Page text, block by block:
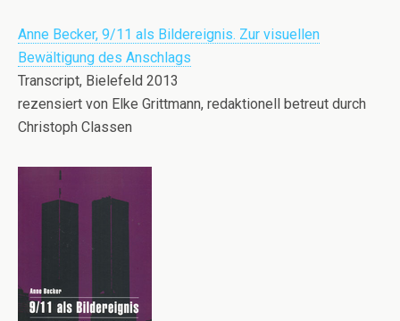
Anne Becker, 9/11 als Bildereignis. Zur visuellen
Bewältigung des Anschlags
Transcript, Bielefeld 2013
rezensiert von Elke Grittmann, redaktionell betreut durch
Christoph Classen